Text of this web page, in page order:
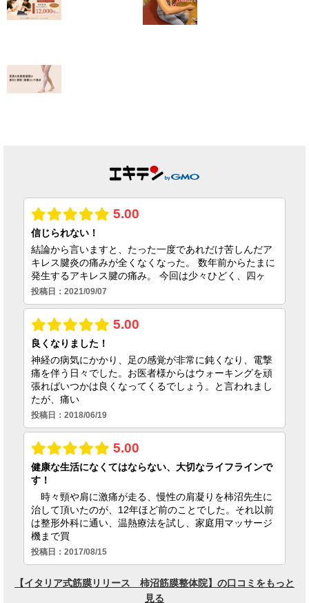
の内側の痛みが和
らいだ20代女性
2025年度日本代
表・平野夏海選手
【終了しました】
院名変更記念・初
回施術キャンペー